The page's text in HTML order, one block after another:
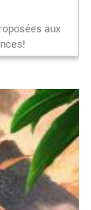
aux